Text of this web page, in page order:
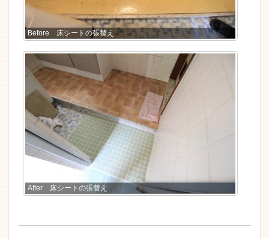
Before 床シートの張替え
After 床シートの張替え